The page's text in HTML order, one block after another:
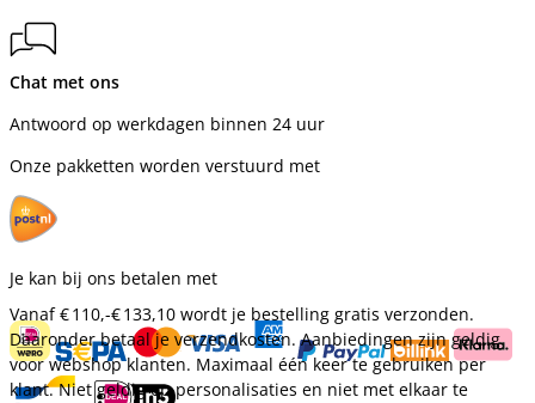
Chat met ons
Antwoord op werkdagen binnen 24 uur
Onze pakketten worden verstuurd met
Je kan bij ons betalen met
Vanaf€ 110,-€ 133,10 wordt je bestelling gratis verzonden.
Daaronder betaal je verzendkosten. Aanbiedingen zijn geldig
voor webshop klanten. Maximaal één keer te gebruiken per
klant. Niet geldig op personalisaties en niet met elkaar te